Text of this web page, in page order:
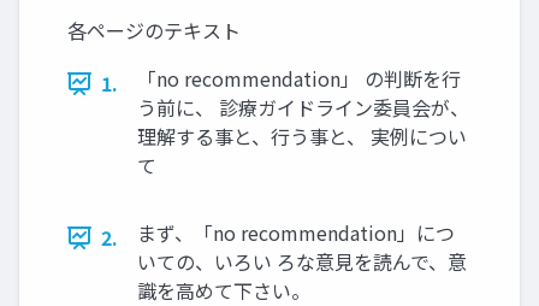
各ページのテキスト
1.
「no recommendation」 の判断を行
う前に、 診療ガイドライン委員会が、
理解する事と、行う事と、 実例につい
て
2.
まず、「no recommendation」につ
いての、いろい ろな意見を読んで、意
識を高めて下さい。